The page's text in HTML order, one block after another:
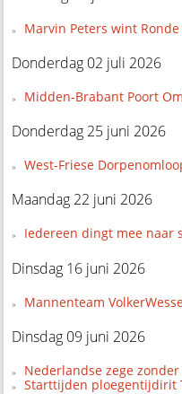
Marvin Peters wint
Donderdag 02 juli 2026
Midden-Brabant Poort
Donderdag 25 juni 2026
West-Friese
Maandag 22 juni 2026
Iedereen dingt mee naar
Dinsdag 16 juni 2026
Mannenteam
Dinsdag 09 juni 2026
Nederlandse zege
Starttijden ploegentijdirit